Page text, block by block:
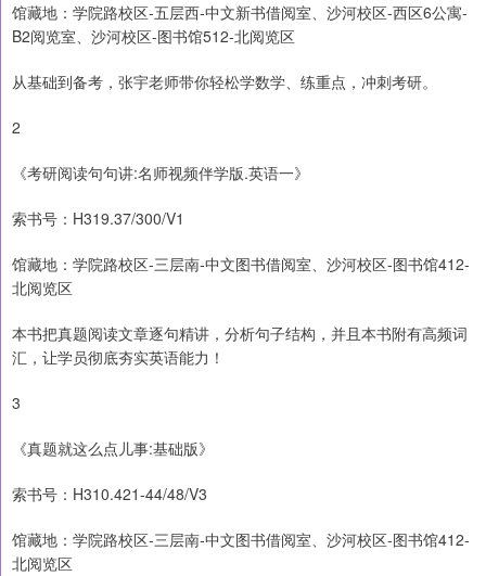
馆藏地：学院路校区-五层西-中文新书借阅室、沙河校区-西区6公寓-
B2阅览室、沙河校区-图书馆512-北阅览区
从基础到备考，张宇老师带你轻松学数学、练重点，冲刺考研。
2
《考研阅读句句讲:名师视频伴学版.英语一》
索书号：H319.37/300/V1
馆藏地：学院路校区-三层南-中文图书借阅室、沙河校区-图书馆412-
北阅览区
本书把真题阅读文章逐句精讲，分析句子结构，并且本书附有高频词
汇，让学员彻底夯实英语能力！
3
《真题就这么点儿事:基础版》
索书号：H310.421-44/48/V3
馆藏地：学院路校区-三层南-中文图书借阅室、沙河校区-图书馆412-
北阅览区